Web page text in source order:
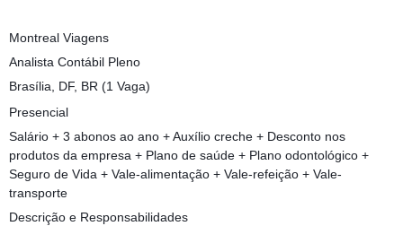
Montreal Viagens
Analista Contábil Pleno
Brasília, DF, BR (1 Vaga)
Presencial
Salário + 3 abonos ao ano + Auxílio creche + Desconto nos
produtos da empresa + Plano de saúde + Plano odontológico +
Seguro de Vida + Vale-alimentação + Vale-refeição + Vale-
transporte
Descrição e Responsabilidades